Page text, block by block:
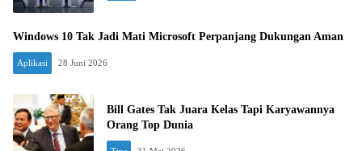
Windows 10 Tak Jadi Mati Microsoft Perpanjang Dukungan Aman
Aplikasi 28 Juni 2026
Bill Gates Tak Juara Kelas Tapi Karyawannya
Orang Top Dunia